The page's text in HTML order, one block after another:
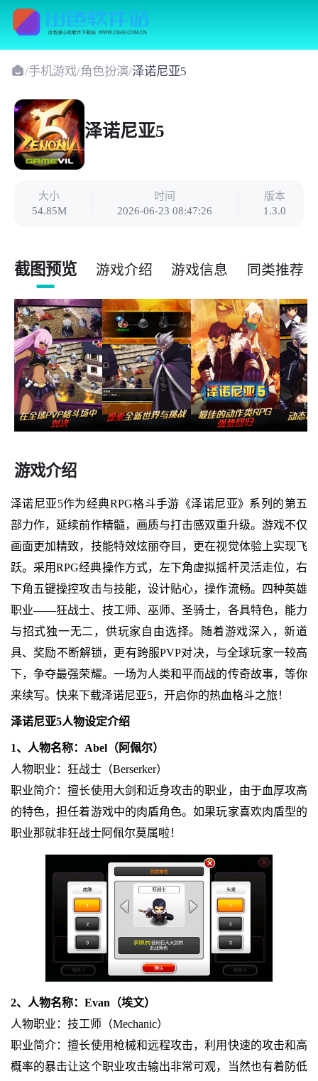
/手机游戏/角色扮演/泽诺尼亚5
泽诺尼亚5
大小
54.85M
时间
2026-06-23 08:47:26
版本
1.3.0
截图预览 游戏介绍 游戏信息 同类推荐
游戏介绍
泽诺尼亚5作为经典RPG格斗手游《泽诺尼亚》系列的第五
部力作，延续前作精髓，画质与打击感双重升级。游戏不仅
画面更加精致，技能特效炫丽夺目，更在视觉体验上实现飞
跃。采用RPG经典操作方式，左下角虚拟摇杆灵活走位，右
下角五键操控攻击与技能，设计贴心，操作流畅。四种英雄
职业——狂战士、技工师、巫师、圣骑士，各具特色，能力
与招式独一无二，供玩家自由选择。随着游戏深入，新道
具、奖励不断解锁，更有跨服PVP对决，与全球玩家一较高
下，争夺最强荣耀。一场为人类和平而战的传奇故事，等你
来续写。快来下载泽诺尼亚5，开启你的热血格斗之旅！
泽诺尼亚5人物设定介绍
1、人物名称：Abel（阿佩尔）
人物职业：狂战士（Berserker）
职业简介：擅长使用大剑和近身攻击的职业，由于血厚攻高
的特色，担任着游戏中的肉盾角色。如果玩家喜欢肉盾型的
职业那就非狂战士阿佩尔莫属啦！
2、人物名称：Evan（埃文）
人物职业：技工师（Mechanic）
职业简介：擅长使用枪械和远程攻击，利用快速的攻击和高
概率的暴击让这个职业攻击输出非常可观，当然也有着防低